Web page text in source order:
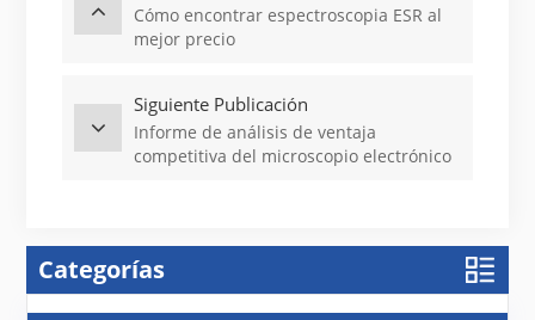
Cómo encontrar espectroscopia ESR al
mejor precio
Siguiente Publicación
Informe de análisis de ventaja
competitiva del microscopio electrónico
Categorías